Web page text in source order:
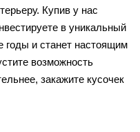
Купив у нас
в уникальный
годы и станет настоящим
возможность
закажите кусочек